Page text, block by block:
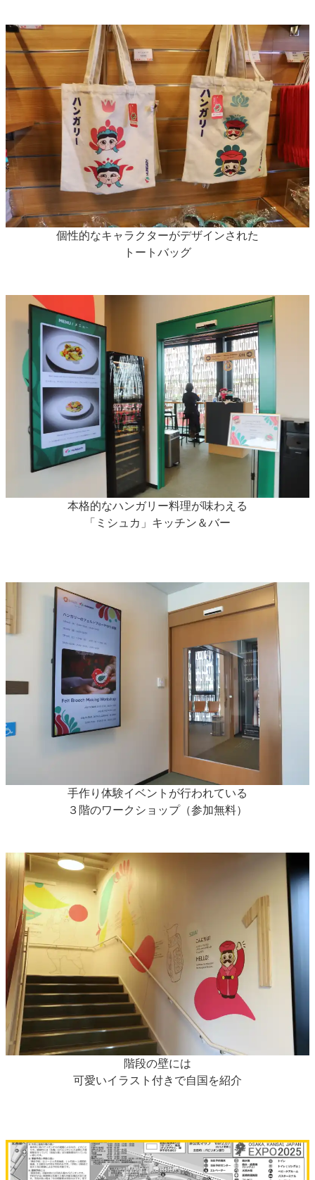
個性的なキャラクターがデザインされた
トートバッグ
本格的なハンガリー料理が味わえる
「ミシュカ」キッチン＆バー
手作り体験イベントが行われている
３階のワークショップ（参加無料）
階段の壁には
可愛いイラスト付きで自国を紹介